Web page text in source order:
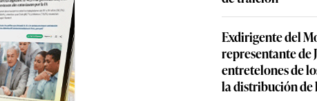
Exdirigente del
representante de
entretelones de
la distribución de